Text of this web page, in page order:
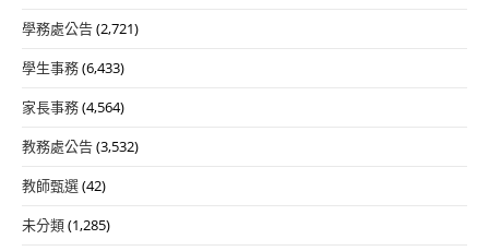
學務處公告(2,721)
學生事務(6,433)
家長事務(4,564)
教務處公告(3,532)
教師甄選(42)
未分類(1,285)